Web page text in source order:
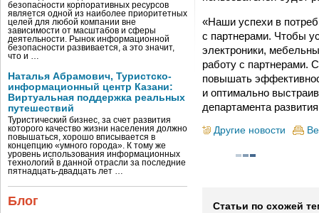
безопасности корпоративных ресурсов
является одной из наиболее приоритетных
целей для любой компании вне
зависимости от масштабов и сферы
деятельности. Рынок информационной
безопасности развивается, а это значит,
что и …
Наталья Абрамович, Туристско-
информационный центр Казани:
Виртуальная поддержка реальных
путешествий
Туристический бизнес, за счет развития
которого качество жизни населения должно
повышаться, хорошо вписывается в
концепцию «умного города». К тому же
уровень использования информационных
технологий в данной отрасли за последние
пятнадцать-двадцать лет …
Блог
«Наши успехи в
с партнерами. Чтобы
электроники,
работу с партнерами.
повышать
и оптимально
департамента
Другие новости
Статьи по схожей